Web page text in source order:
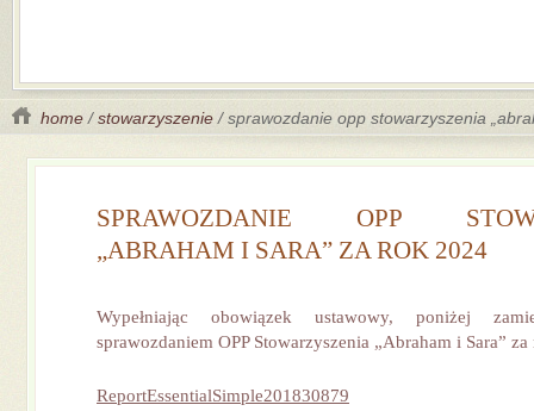
home /stowarzyszenie / sprawozdanie opp stowarzyszenia
SPRAWOZDANIE OPP
„ABRAHAM I SARA” ZA ROK 2024
Wypełniając obowiązek ustawowy, poniżej
sprawozdaniem OPP Stowarzyszenia „Abraham i Sara”
ReportEssentialSimple201830879